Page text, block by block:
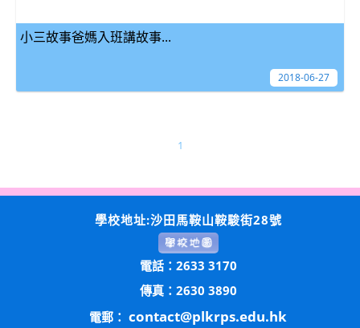
小三故事爸媽入班講故事...
2018-06-27
1
學校地址:沙田馬鞍山鞍駿街28號
電話：2633 3170
傳真：2630 3890
電郵： contact@plkrps.edu.hk